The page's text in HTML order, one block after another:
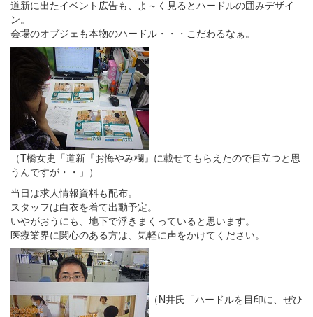
道新に出たイベント広告も、よ～く見るとハードルの囲みデザイ
ン。
会場のオブジェも本物のハードル・・・こだわるなぁ。
（T橋女史「道新『お悔やみ欄』に載せてもらえたので目立つと思
うんですが・・」）
当日は求人情報資料も配布。
スタッフは白衣を着て出動予定。
いやがおうにも、地下で浮きまくっていると思います。
医療業界に関心のある方は、気軽に声をかけてください。
（N井氏「ハードルを目印に、ぜひ